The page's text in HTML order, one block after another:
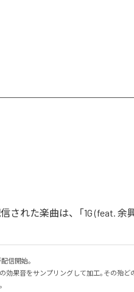
れた楽曲は、「1G (feat. 余興
信開始｡
効果音をサンプリングして加工｡その殆ど